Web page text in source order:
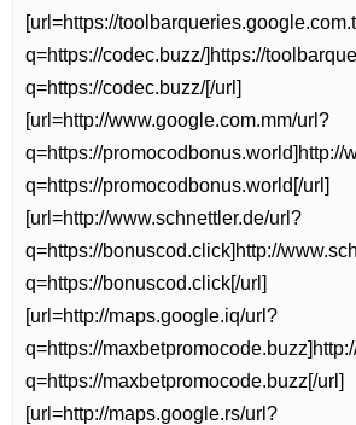
[url=https://
q=https://codec.buzz/]https://
q=https://codec.buzz/[/url]
[url=http://www.google.com.mm/url?
q=https://promocodbonus.world]http://
q=https://promocodbonus.world[/url]
[url=http://www.schnettler.de/url?
q=https://bonuscod.click]http://
q=https://bonuscod.click[/url]
[url=http://maps.google.iq/url?
q=https://
q=https://maxbetpromocode.buzz[/url]
[url=http://maps.google.rs/url?